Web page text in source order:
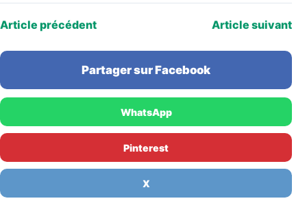
Article précédent Article suivant
Partager sur Facebook
WhatsApp
Pinterest
X